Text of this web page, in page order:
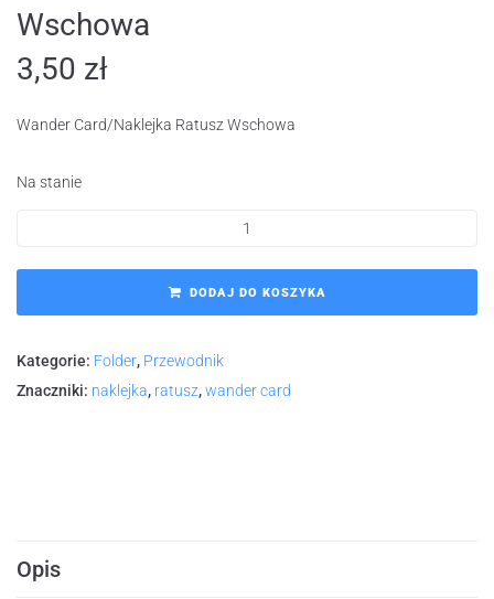
Wschowa
3,50 zł
Wander Card/Naklejka Ratusz Wschowa
Na stanie
DODAJ DO KOSZYKA
Kategorie: Folder, Przewodnik
Znaczniki: naklejka, ratusz,wander card
Opis